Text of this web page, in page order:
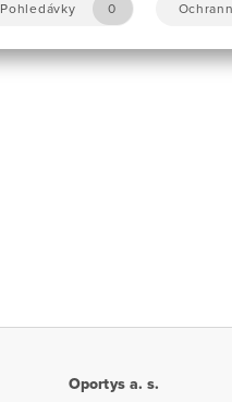
Pohledávky 0
Oportys a. s.